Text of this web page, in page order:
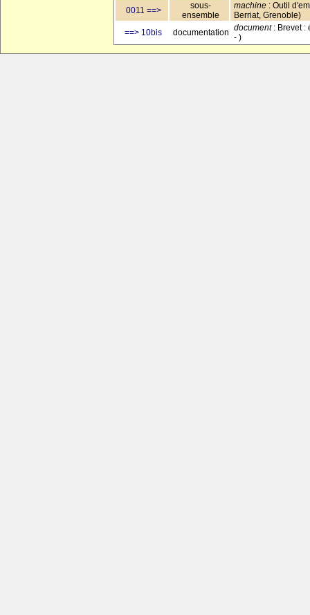
0011 ==>
sous-
ensemble
machine : Outil
Berriat, Grenoble)
==> 10bis
documentation document: Brevet :
- )